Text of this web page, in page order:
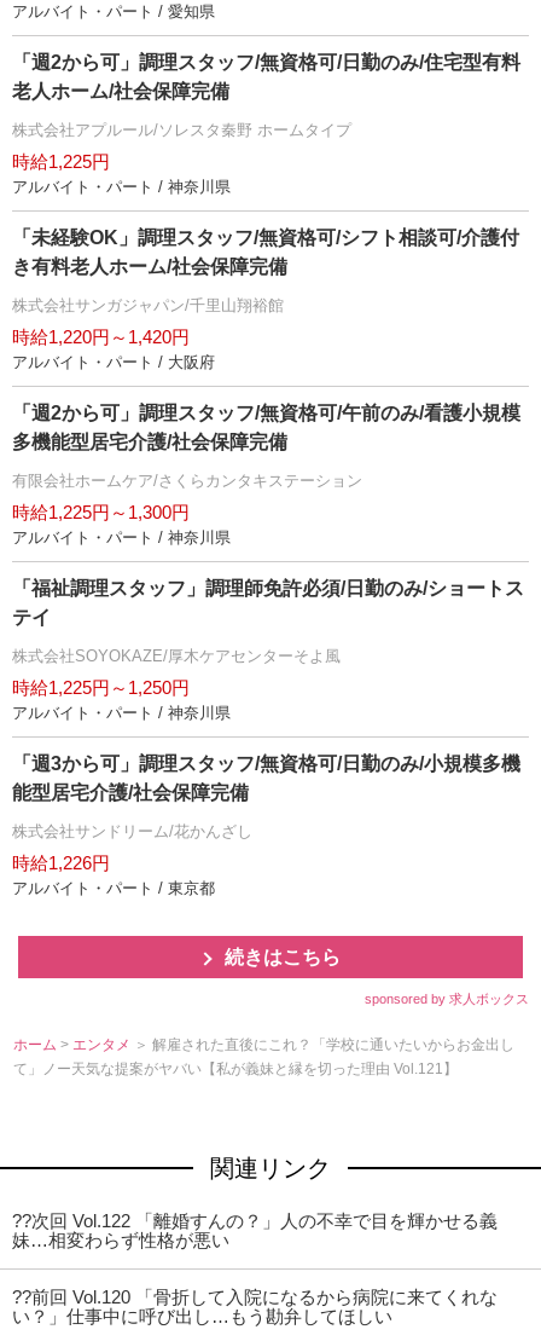
アルバイト・パート / 愛知県
「週2から可」調理スタッフ/無資格可/日勤のみ/住宅型有料
老人ホーム/社会保障完備
株式会社アプルール/ソレスタ秦野 ホームタイプ
時給1,225円
アルバイト・パート / 神奈川県
「未経験OK」調理スタッフ/無資格可/シフト相談可/介護付
き有料老人ホーム/社会保障完備
株式会社サンガジャパン/千里山翔裕館
時給1,220円～1,420円
アルバイト・パート / 大阪府
「週2から可」調理スタッフ/無資格可/午前のみ/看護小規模
多機能型居宅介護/社会保障完備
有限会社ホームケア/さくらカンタキステーション
時給1,225円～1,300円
アルバイト・パート / 神奈川県
「福祉調理スタッフ」調理師免許必須/日勤のみ/ショートス
テイ
株式会社SOYOKAZE/厚木ケアセンターそよ風
時給1,225円～1,250円
アルバイト・パート / 神奈川県
「週3から可」調理スタッフ/無資格可/日勤のみ/小規模多機
能型居宅介護/社会保障完備
株式会社サンドリーム/花かんざし
時給1,226円
アルバイト・パート / 東京都
続きはこちら
sponsored by 求人ボックス
ホーム > エンタメ ＞ 解雇された直後にこれ？「学校に通いたいからお金出し
て」ノー天気な提案がヤバい【私が義妹と縁を切った理由 Vol.121】
関連リンク
??次回 Vol.122 「離婚すんの？」人の不幸で目を輝かせる義
妹…相変わらず性格が悪い
??前回 Vol.120 「骨折して入院になるから病院に来てくれな
い？」仕事中に呼び出し…もう勘弁してほしい